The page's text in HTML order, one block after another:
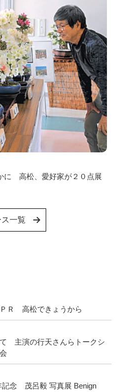
に 高松、愛好家が２０点展
一覧
Ｒ 高松できょうから
主演の行天さんらトークシ
記念 茂呂毅 写真展 Benign